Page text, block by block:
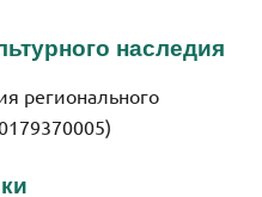
наследия
регионального
)